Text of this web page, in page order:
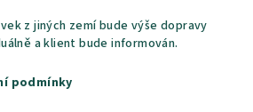
z jiných zemí bude výše dopravy
a klient bude informován.
podmínky